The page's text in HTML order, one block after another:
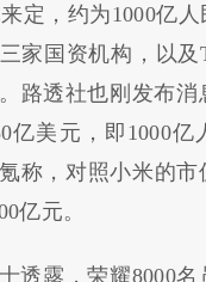
定，约为1000亿
家国资机构，以
路透社也刚发布消
亿美元，即1000亿
称，对照小米的
亿元。
透露，荣耀8000